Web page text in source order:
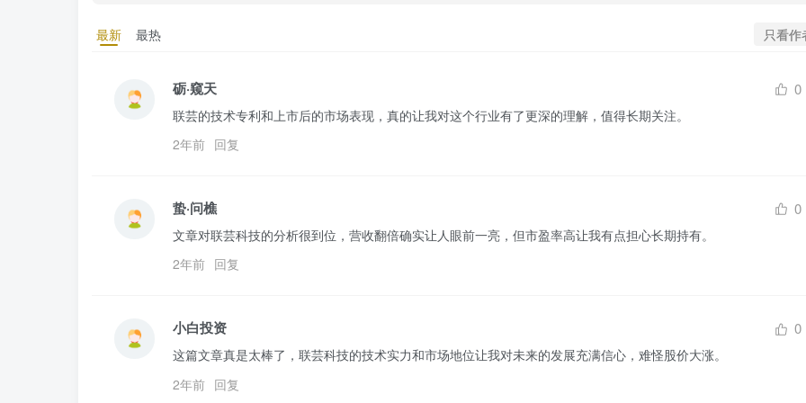
最新 最热 只看作
砺·窥天 0
联芸的技术专利和上市后的市场表现，真的让我对这个行业有了更深的理解，值得长期关注。
2年前 回复
蛰·问樵 0
文章对联芸科技的分析很到位，营收翻倍确实让人眼前一亮，但市盈率高让我有点担心长期持有。
2年前 回复
小白投资 0
这篇文章真是太棒了，联芸科技的技术实力和市场地位让我对未来的发展充满信心，难怪股价大涨。
2年前 回复